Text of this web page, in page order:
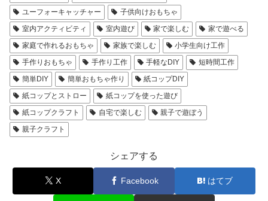
ユーフォーキャッチャー
子供向けおもちゃ
室内アクティビティ
室内遊び 家で楽しむ
家で遊べる
家庭で作れるおもちゃ
家族で楽しむ
小学生向け工作
手作りおもちゃ
手作り工作 手軽なDIY
短時間工作
簡単DIY
簡単おもちゃ作り
紙コップDIY
紙コップとストロー
紙コップを使った遊び
紙コップクラフト
自宅で楽しむ
親子で遊ぼう
親子クラフト
シェアする
X Facebook はてブ